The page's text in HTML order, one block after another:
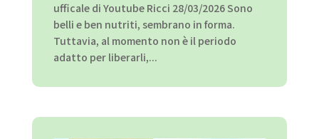
ufficale di Youtube Ricci 28/03/2026 Sono
belli e ben nutriti, sembrano in forma.
Tuttavia, al momento non è il periodo
adatto per liberarli,...